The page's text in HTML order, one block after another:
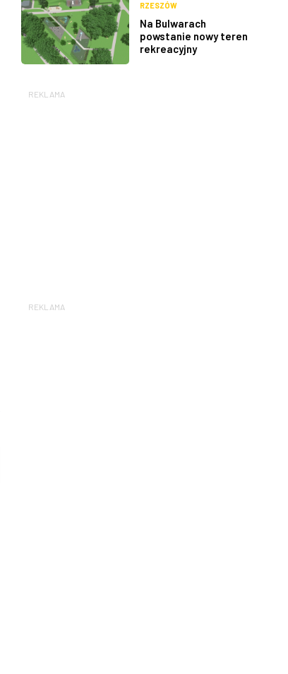
RZESZÓW
Na Bulwarach
powstanie nowy teren
rekreacyjny
REKLAMA
REKLAMA